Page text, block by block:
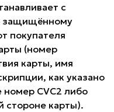
с
защищённому
покупателя
(номер
карты, имя
как указано
номер CVC2 либо
стороне карты).